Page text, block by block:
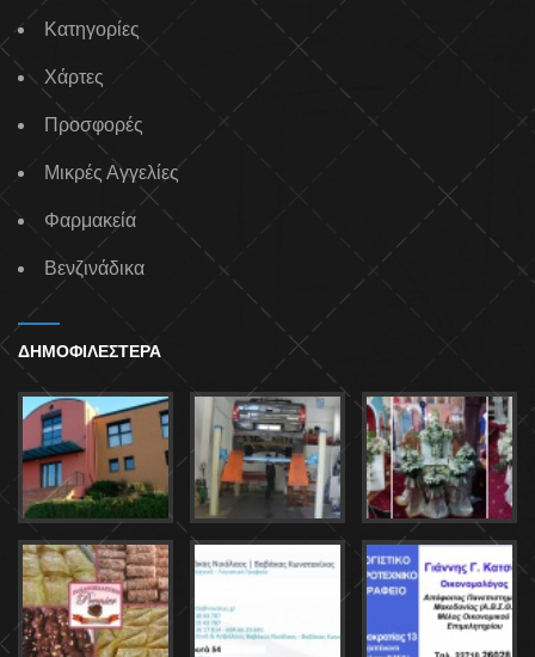
Κατηγορίες
Χάρτες
Προσφορές
Μικρές Αγγελίες
Φαρμακεία
Βενζινάδικα
ΔΗΜΟΦΙΛΕΣΤΕΡΑ